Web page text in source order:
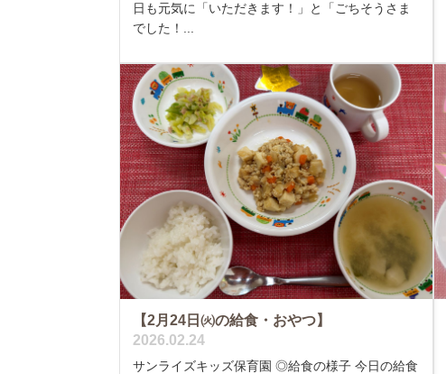
日も元気に「いただきます！」と「ごちそうさま
でした！...
【2月24日㈫の給食・おやつ】
2026.02.24
サンライズキッズ保育園 ◎給食の様子 今日の給食